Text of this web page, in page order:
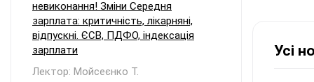
Усі
невиконання! Зміни Середня
зарплата: критичність, лікарняні,
відпускні. ЄСВ, ПДФО, індексація
зарплати
Лектор: Мойсеєнко Т.